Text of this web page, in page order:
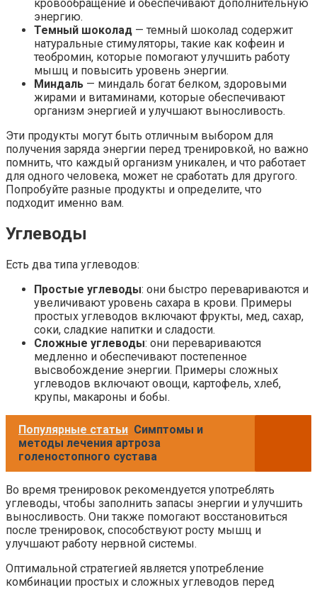
кровообращение и обеспечивают дополнительную
энергию.
Темный шоколад — темный шоколад содержит
натуральные стимуляторы, такие как кофеин и
теобромин, которые помогают улучшить работу
мышц и повысить уровень энергии.
Миндаль — миндаль богат белком, здоровыми
жирами и витаминами, которые обеспечивают
организм энергией и улучшают выносливость.
Эти продукты могут быть отличным выбором для
получения заряда энергии перед тренировкой, но важно
помнить, что каждый организм уникален, и что работает
для одного человека, может не сработать для другого.
Попробуйте разные продукты и определите, что
подходит именно вам.
Углеводы
Есть два типа углеводов:
Простые углеводы: они быстро перевариваются и
увеличивают уровень сахара в крови. Примеры
простых углеводов включают фрукты, мед, сахар,
соки, сладкие напитки и сладости.
Сложные углеводы: они перевариваются
медленно и обеспечивают постепенное
высвобождение энергии. Примеры сложных
углеводов включают овощи, картофель, хлеб,
крупы, макароны и бобы.
Популярные статьи Симптомы и
методы лечения артроза
голеностопного сустава
Во время тренировок рекомендуется употреблять
углеводы, чтобы заполнить запасы энергии и улучшить
выносливость. Они также помогают восстановиться
после тренировок, способствуют росту мышц и
улучшают работу нервной системы.
Оптимальной стратегией является употребление
комбинации простых и сложных углеводов перед